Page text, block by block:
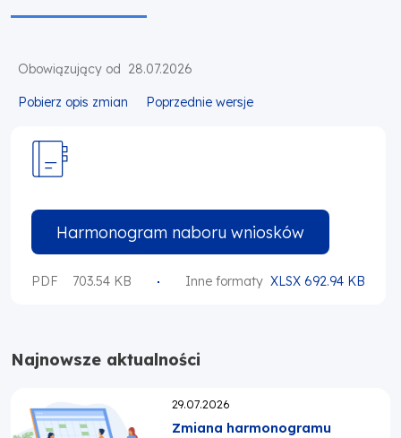
Obowiązujący od 28.07.2026
Pobierz opis zmian Poprzednie wersje
Harmonogram naboru wniosków
PDF 703.54 KB Inne formaty XLSX 692.94 KB
Najnowsze aktualności
Opublikowano:
29.07.2026
Zmiana harmonogramu